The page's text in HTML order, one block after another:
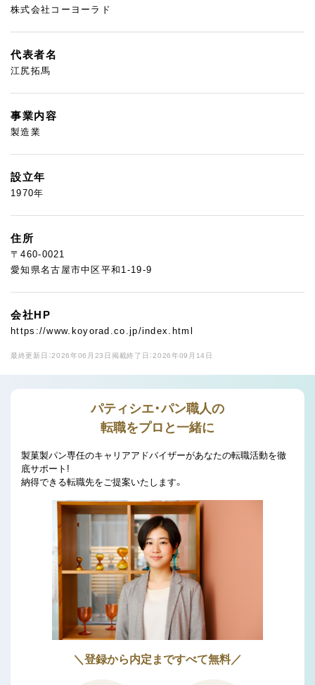
株式会社コーヨーラド
代表者名
江尻拓馬
事業内容
製造業
設立年
1970年
住所
〒460-0021
愛知県名古屋市中区平和1-19-9
会社HP
https://www.koyorad.co.jp/index.html
最終更新日：2026年06月23日 掲載終了日：2026年09月14日
パティシエ・パン職人の
転職をプロと一緒に
製菓製パン専任のキャリアアドバイザーがあなたの転職活動を徹
底サポート!
納得できる転職先をご提案いたします。
＼登録から内定まですべて無料／